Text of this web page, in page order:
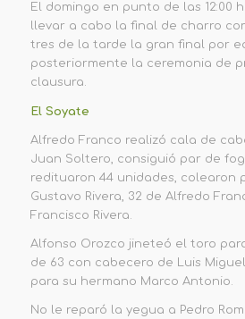
El domingo en punto de las 12:00
llevar a cabo la final de charro
tres de la tarde la gran final por
posteriormente la ceremonia de
clausura.
El Soyate
Alfredo Franco realizó cala de
Juan Soltero, consiguió par de
redituaron 44 unidades, colearon
Gustavo Rivera, 32 de Alfredo
Francisco Rivera.
Alfonso Orozco jineteó el toro
de 63 con cabecero de Luis
para su hermano Marco Antonio.
No le reparó la yegua a Pedro